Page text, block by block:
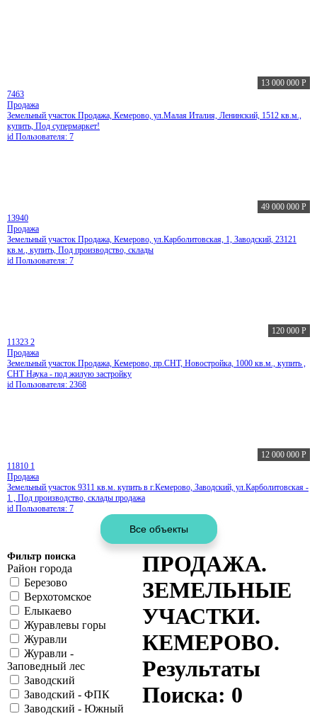
13 000 000 Р
7463
Продажа
Земельный участок Продажа, Кемерово, ул.Малая Италия, Ленинский, 1512 кв.м.,
купить, Под супермаркет!
id Пользователя: 7
49 000 000 Р
13940
Продажа
Земельный участок Продажа, Кемерово, ул.Карболитовская, 1, Заводский, 23121
кв.м., купить, Под производство, склады
id Пользователя: 7
120 000 Р
11323 2
Продажа
Земельный участок Продажа, Кемерово, пр.СНТ, Новостройка, 1000 кв.м., купить ,
СНТ Наука - под жилую застройку
id Пользователя: 2368
12 000 000 Р
11810 1
Продажа
Земельный участок 9311 кв.м. купить в г.Кемерово, Заводский, ул.Карболитовская -
1 , Под производство, склады продажа
id Пользователя: 7
Фильтр поиска
Район города
Березово
Верхотомское
Елыкаево
Журавлевы горы
Журавли
Журавли -
Заповедный лес
Заводский
Заводский - ФПК
Заводский - Южный
ПРОДАЖА.
ЗЕМЕЛЬНЫЕ
УЧАСТКИ.
КЕМЕРОВО.
Результаты
Поиска: 0